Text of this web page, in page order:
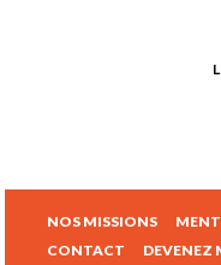
NOS MISSIONS
CONTACT
DEVENEZ